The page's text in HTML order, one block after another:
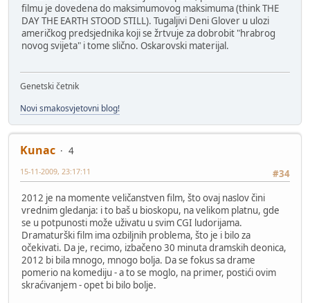
filmu je dovedena do maksimumovog maksimuma (think THE
DAY THE EARTH STOOD STILL). Tugaljivi Deni Glover u ulozi
američkog predsjednika koji se žrtvuje za dobrobit "hrabrog
novog svijeta" i tome slično. Oskarovski materijal.
Genetski četnik
Novi smakosvjetovni blog!
Kunac
4
#34
15-11-2009, 23:17:11
2012 je na momente veličanstven film, što ovaj naslov čini
vrednim gledanja: i to baš u bioskopu, na velikom platnu, gde
se u potpunosti može uživatu u svim CGI ludorijama.
Dramaturški film ima ozbiljnih problema, što je i bilo za
očekivati. Da je, recimo, izbačeno 30 minuta dramskih deonica,
2012 bi bila mnogo, mnogo bolja. Da se fokus sa drame
pomerio na komediju - a to se moglo, na primer, postići ovim
skraćivanjem - opet bi bilo bolje.